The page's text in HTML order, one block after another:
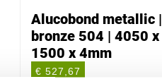
Alucobond metallic |
bronze 504 | 4050 x
1500 x 4mm
€ 527,67